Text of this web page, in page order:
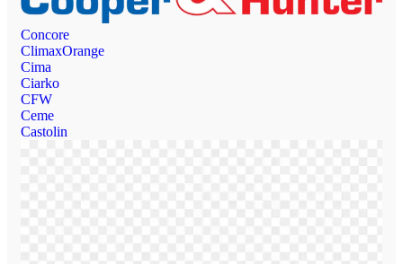
Concore
ClimaxOrange
Cima
Ciarko
CFW
Ceme
Castolin